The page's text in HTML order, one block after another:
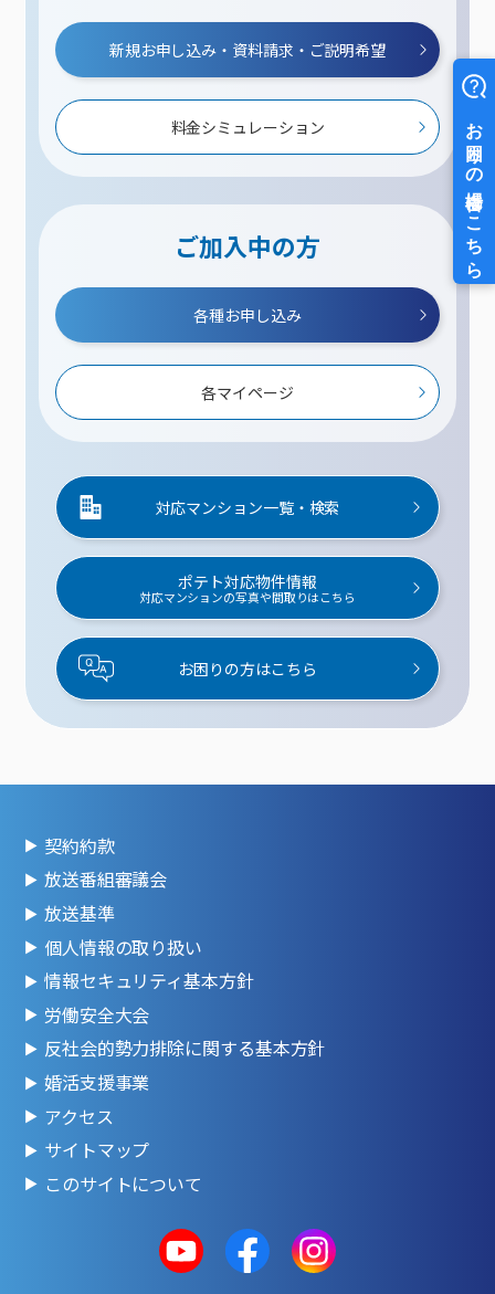
新規お申し込み・資料請求・ご説明希望
料金シミュレーション
ご加入中の方
各種お申し込み
各マイページ
対応マンション一覧・検索
ポテト対応物件情報
対応マンションの写真や間取りはこちら
お困りの方はこちら
契約約款
放送番組審議会
放送基準
個人情報の取り扱い
情報セキュリティ基本方針
労働安全大会
反社会的勢力排除に関する基本方針
婚活支援事業
アクセス
サイトマップ
このサイトについて